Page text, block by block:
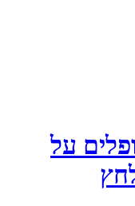
על